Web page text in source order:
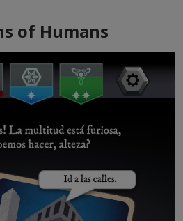
of Humans